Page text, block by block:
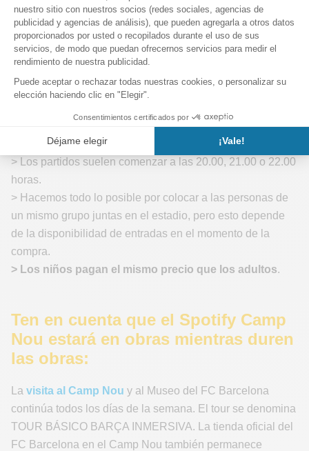
> Ten tus entradas preparadas en la entrada y facilita el
control de tus pertenencias.
> Sé justo durante el partido. Asistir a un partido del Barça
en Cataluña es una aventura familiar, y los gestos o
palabras inapropiados están mal vistos.
> Los partidos suelen comenzar a las 20.00, 21.00 o 22.00
horas.
> Hacemos todo lo posible por colocar a las personas de
un mismo grupo juntas en el estadio, pero esto depende
de la disponibilidad de entradas en el momento de la
compra.
> Los niños pagan el mismo precio que los adultos.
Ten en cuenta que el Spotify Camp
Nou estará en obras mientras duren
las obras:
La visita al Camp Nou y al Museo del FC Barcelona
continúa todos los días de la semana. El tour se denomina
TOUR BÁSICO BARÇA INMERSIVA. La tienda oficial del
FC Barcelona en el Camp Nou también permanece